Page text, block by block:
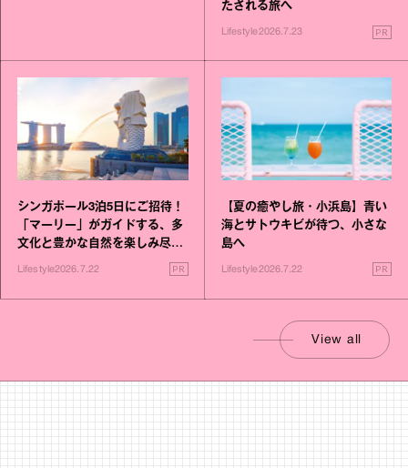
たされる旅へ
Lifestyle2026.7.23 PR
シンガポール3泊5日にご招待！
「マーリー」がガイドする、多
文化と豊かな自然を楽しみ尽く
Lifestyle2026.7.22 PR
【夏の癒やし旅・小浜島】青い
海とサトウキビが待つ、小さな
島へ
Lifestyle2026.7.22 PR
View all